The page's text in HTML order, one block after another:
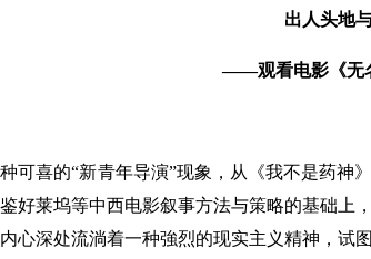
出人头地
——观看电影《无
喜的“新青年导演”现象，从《我不是药神
好莱坞等中西电影叙事方法与策略的基础上
心深处流淌着一种強烈的现实主义精神，